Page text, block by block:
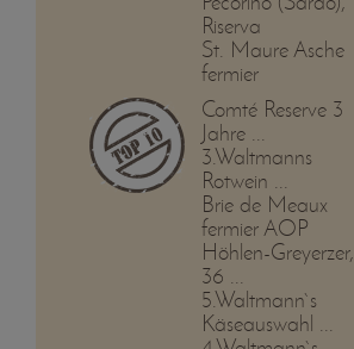
Riserva
St. Maure Asche
fermier
Comté Reserve 3
Jahre ...
3.Waltmanns
Rotwein ...
Brie de Meaux
fermier AOP
Höhlen-Greyerzer,
36 ...
5.Waltmann`s
Käseauswahl ...